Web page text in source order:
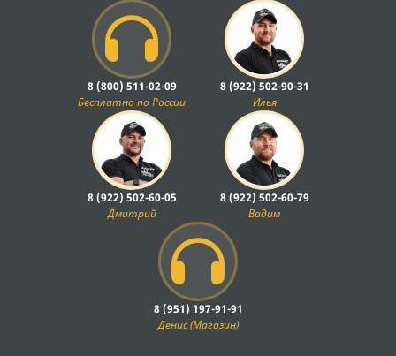
8 (800) 511-02-09
Бесплатно по России
8 (922) 502-90-31
Илья
8 (922) 502-60-05
Дмитрий
8 (922) 502-60-79
Вадим
8 (951) 197-91-91
Денис (Магазин)